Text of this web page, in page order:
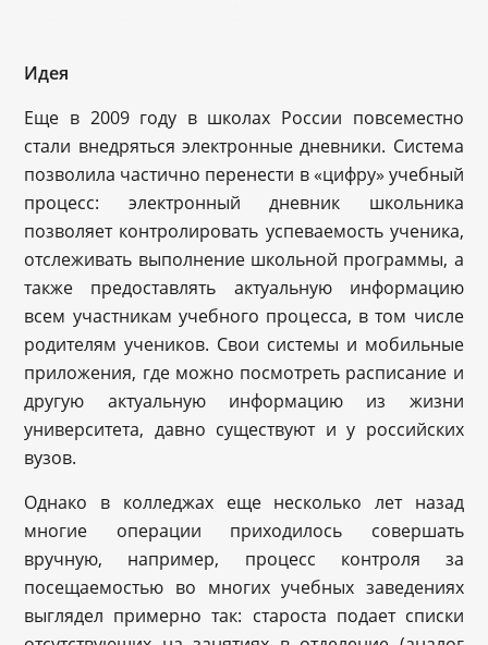
Идея
Еще в 2009 году в школах России повсеместно
стали внедряться электронные дневники. Система
позволила частично перенести в «цифру» учебный
процесс: электронный дневник школьника
позволяет контролировать успеваемость ученика,
отслеживать выполнение школьной программы, а
также предоставлять актуальную информацию
всем участникам учебного процесса, в том числе
родителям учеников. Свои системы и мобильные
приложения, где можно посмотреть расписание и
другую актуальную информацию из жизни
университета, давно существуют и у российских
вузов.
Однако в колледжах еще несколько лет назад
многие операции приходилось совершать
вручную, например, процесс контроля за
посещаемостью во многих учебных заведениях
выглядел примерно так: староста подает списки